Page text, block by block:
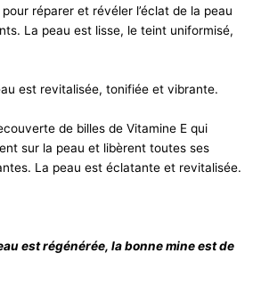
réparer et révéler l’éclat de la peau
La peau est lisse, le teint uniformisé,
est revitalisée, tonifiée et vibrante.
de billes de Vitamine E qui
sur la peau et libèrent toutes ses
La peau est éclatante et revitalisée.
est régénérée, la bonne mine est de